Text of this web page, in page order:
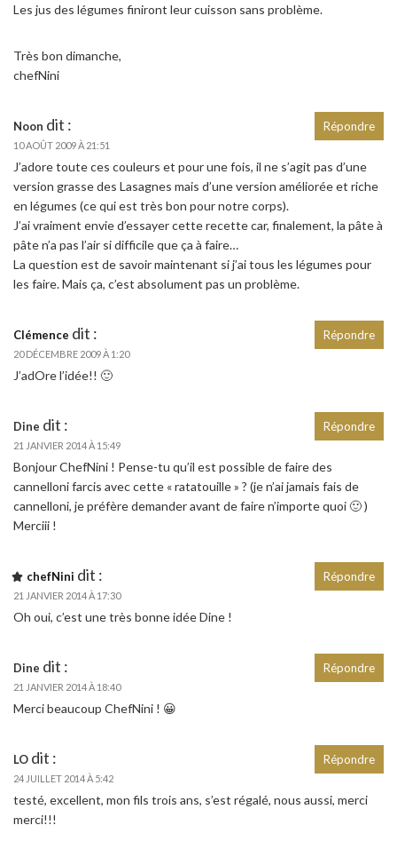
Les jus des légumes finiront leur cuisson sans problème.
Très bon dimanche,
chefNini
Noon dit :
10 AOÛT 2009 À 21:51
J’adore toute ces couleurs et pour une fois, il ne s’agit pas d’une
version grasse des Lasagnes mais d’une version améliorée et riche
en légumes (ce qui est très bon pour notre corps).
J’ai vraiment envie d’essayer cette recette car, finalement, la pâte à
pâte n’a pas l’air si difficile que ça à faire…
La question est de savoir maintenant si j’ai tous les légumes pour
les faire. Mais ça, c’est absolument pas un problème.
Répondre
Clémence dit :
20 DÉCEMBRE 2009 À 1:20
J’adOre l’idée!! 🙂
Répondre
Dine dit :
21 JANVIER 2014 À 15:49
Bonjour ChefNini ! Pense-tu qu’il est possible de faire des
cannelloni farcis avec cette « ratatouille » ? (je n’ai jamais fais de
cannelloni, je préfère demander avant de faire n’importe quoi 🙂 )
Merciii !
Répondre
chefNini dit :
21 JANVIER 2014 À 17:30
Oh oui, c’est une très bonne idée Dine !
Répondre
Dine dit :
21 JANVIER 2014 À 18:40
Merci beaucoup ChefNini ! 😀
Répondre
LO dit :
24 JUILLET 2014 À 5:42
testé, excellent, mon fils trois ans, s’est régalé, nous aussi, merci
merci!!!
Répondre